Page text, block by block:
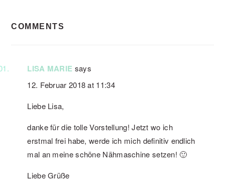
INTERACTIONS
COMMENTS
LISA MARIE says
12. Februar 2018 at 11:34
Liebe Lisa,
danke für die tolle Vorstellung! Jetzt wo ich
erstmal frei habe, werde ich mich definitiv endlich
mal an meine schöne Nähmaschine setzen! 🙂
Liebe Grüße